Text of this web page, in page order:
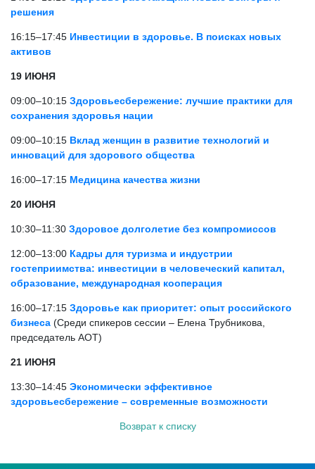
решения
16:15–17:45 Инвестиции в здоровье. В поисках новых
активов
19 ИЮНЯ
09:00–10:15 Здоровьесбережение: лучшие практики для
сохранения здоровья нации
09:00–10:15 Вклад женщин в развитие технологий и
инноваций для здорового общества
16:00–17:15 Медицина качества жизни
20 ИЮНЯ
10:30–11:30 Здоровое долголетие без компромиссов
12:00–13:00 Кадры для туризма и индустрии
гостеприимства: инвестиции в человеческий капитал,
образование, международная кооперация
16:00–17:15 Здоровье как приоритет: опыт российского
бизнеса (Среди спикеров сессии – Елена Трубникова,
председатель АОТ)
21 ИЮНЯ
13:30–14:45 Экономически эффективное
здоровьесбережение – современные возможности
Возврат к списку